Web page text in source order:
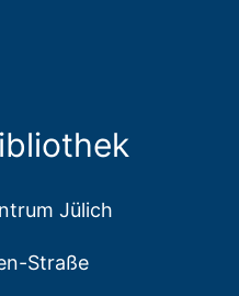
Jülich
Straße